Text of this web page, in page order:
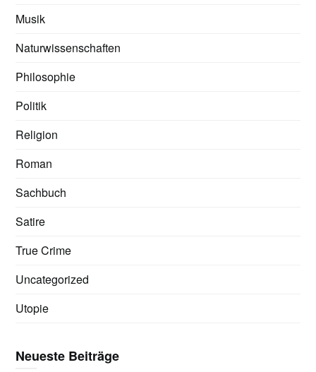
Musik
Naturwissenschaften
Philosophie
Politik
Religion
Roman
Sachbuch
Satire
True Crime
Uncategorized
Utopie
Neueste Beiträge